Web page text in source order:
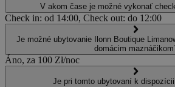
V akom čase je možné vykonať
Check in: od 14:00, Check out: do 12:00
Je možné ubytovanie Ilonn Boutique
domácim
Áno, za 100 Zł/noc
Je pri tomto ubytovaní k